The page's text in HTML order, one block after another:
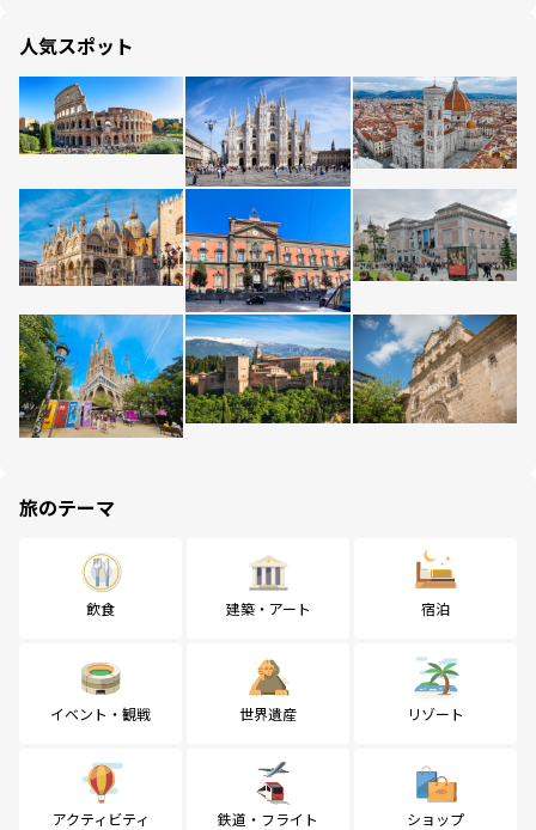
人気スポット
旅のテーマ
飲食 建築・アート 宿泊
イベント・観戦 世界遺産 リゾート
アクティビティ 鉄道・フライト ショップ